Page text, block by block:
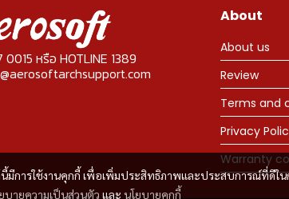
มีการใช้งานคุกกี้ เพื่อเพิ่มประสิทธิภาพและประสบการณ์ที่ดีใน
บายความเป็นส่วนตัว และ นโยบายคุกกี้
0015 หรือ HOTLINE 1389
About
About us
Review
Terms and
Privacy
Warranty